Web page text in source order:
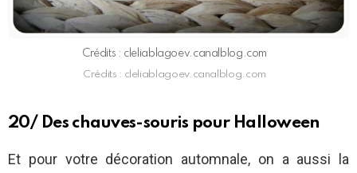
Crédits : cleliablagoev.canalblog.com
Crédits : cleliablagoev.canalblog.com
20/ Des chauves-souris pour Halloween
Et pour votre décoration automnale, on a aussi la